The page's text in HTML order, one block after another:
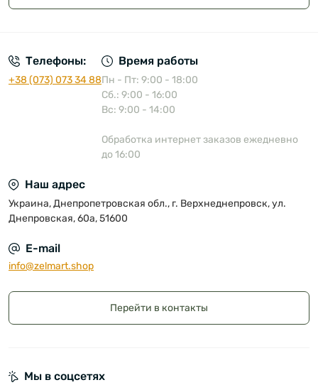
Телефоны:
+38 (073) 073 34 88
Время работы
Пн - Пт: 9:00 - 18:00
Сб.: 9:00 - 16:00
Вс: 9:00 - 14:00
Обработка интернет заказов ежедневно
до 16:00
Наш адрес
Украина, Днепропетровская обл., г. Верхнеднепровск, ул.
Днепровская, 60а, 51600
E-mail
info@zelmart.shop
Перейти в контакты
Мы в соцсетях